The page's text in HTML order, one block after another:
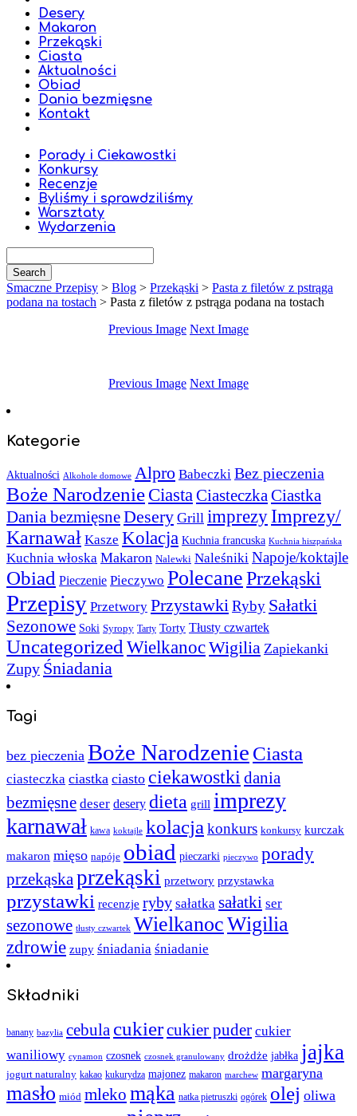
Desery
Makaron
Przekąski
Ciasta
Aktualności
Obiad
Dania bezmięsne
Kontakt
Porady i Ciekawostki
Konkursy
Recenzje
Byliśmy i sprawdziliśmy
Warsztaty
Wydarzenia
Smaczne Przepisy > Blog > Przekąski > Pasta z filetów z pstrąga
podana na tostach > Pasta z filetów z pstrąga podana na tostach
Previous Image Next Image
Previous Image Next Image
Kategorie
Aktualności Alkohole domowe Alpro Babeczki Bez pieczenia
Boże NarodzenieCiastaCiasteczkaCiastka
Dania bezmięsneDesery Grill imprezy Imprezy/
Karnawał Kasze Kolacja Kuchnia francuska Kuchnia hiszpańska
Kuchnia włoska Makaron Nalewki Naleśniki Napoje/koktajle
Obiad Pieczenie Pieczywo PolecanePrzekąski
Przepisy Przetwory PrzystawkiRyby Sałatki
Sezonowe Soki Syropy Tarty Torty Tłusty czwartek
UncategorizedWielkanocWigilia Zapiekanki
Zupy Śniadania
Tagi
bez pieczenia Boże Narodzenie Ciasta
ciasteczka ciastka ciasto ciekawostki dania
bezmięsne deser desery dieta grill imprezy
karnawał kawa koktajle kolacja konkurs konkursy kurczak
makaron mięso napóje obiad pieczarki pieczywo porady
przekąskaprzekąski przetwory przystawka
przystawki recenzje ryby sałatka sałatki ser
sezonowe tłusty czwartek WielkanocWigilia
zdrowie zupy śniadania śniadanie
Składniki
banany bazylia cebula cukiercukier puder cukier
waniliowy cynamon czosnek czosnek granulowany drożdże jabłka jajka
jogurt naturalny kakao kukurydza majonez makaron marchew margaryna
masło miód mleko mąka natka pietruszki ogórek olej oliwa